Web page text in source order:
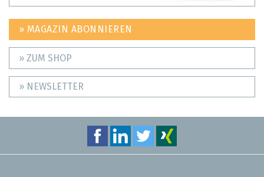
» MAGAZIN ABONNIEREN
» ZUM SHOP
» NEWSLETTER